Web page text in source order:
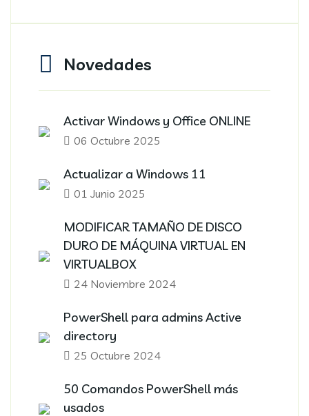
Novedades
06 Octubre 2025
Activar Windows y Office ONLINE
01 Junio 2025
Actualizar a Windows 11
24 Noviembre 2024
MODIFICAR TAMAÑO DE DISCO
DURO DE MÁQUINA VIRTUAL EN
VIRTUALBOX
25 Octubre 2024
PowerShell para admins Active
directory
50 Comandos PowerShell más
usados